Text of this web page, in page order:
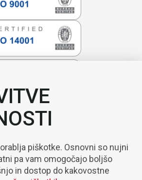
piškotke. Osnovni so nujni
pa vam omogočajo boljšo
in dostop do kakovostne